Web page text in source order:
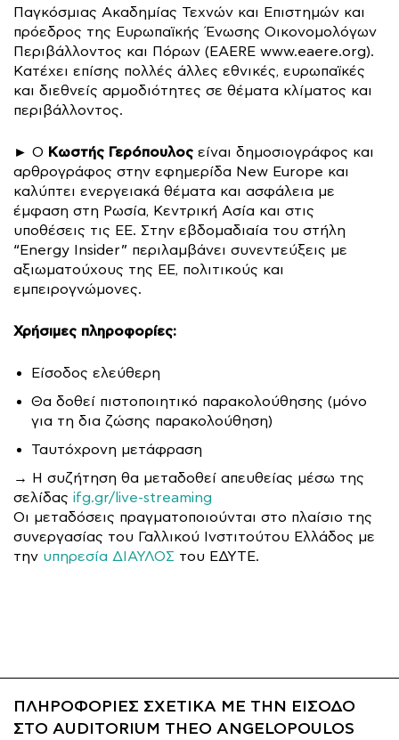
Παγκόσμιας Ακαδημίας Τεχνών και Επιστημών και
πρόεδρος της Ευρωπαϊκής Ένωσης Οικονομολόγων
Περιβάλλοντος και Πόρων (EAERE www.eaere.org).
Κατέχει επίσης πολλές άλλες εθνικές, ευρωπαϊκές
και διεθνείς αρμοδιότητες σε θέματα κλίματος και
περιβάλλοντος.
► Ο Κωστής Γερόπουλος είναι δημοσιογράφος και
αρθρογράφος στην εφημερίδα New Europe και
καλύπτει ενεργειακά θέματα και ασφάλεια με
έμφαση στη Ρωσία, Κεντρική Ασία και στις
υποθέσεις τις ΕΕ. Στην εβδομαδιαία του στήλη
“Energy Insider” περιλαμβάνει συνεντεύξεις με
αξιωματούχους της ΕΕ, πολιτικούς και
εμπειρογνώμονες.
Χρήσιμες πληροφορίες:
Είσοδος ελεύθερη
Θα δοθεί πιστοποιητικό παρακολούθησης (μόνο
για τη δια ζώσης παρακολούθηση)
Ταυτόχρονη μετάφραση
→ Η συζήτηση θα μεταδοθεί απευθείας μέσω της
σελίδας ifg.gr/live-streaming
Οι μεταδόσεις πραγματοποιούνται στο πλαίσιο της
συνεργασίας του Γαλλικού Ινστιτούτου Ελλάδος με
την υπηρεσία ΔΙΑΥΛΟΣ του ΕΔΥΤΕ.
ΠΛΗΡΟΦΟΡΙΕΣ ΣΧΕΤΙΚΑ ΜΕ ΤΗΝ ΕΙΣΟΔΟ
ΣΤΟ AUDITORIUM THEO ANGELOPOULOS